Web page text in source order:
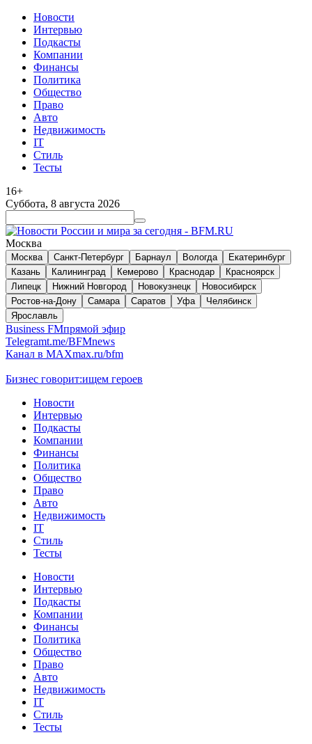
Новости
Интервью
Подкасты
Компании
Финансы
Политика
Общество
Право
Авто
Недвижимость
IT
Стиль
Тесты
16+
Суббота, 8 августа 2026
Москва
Москва Санкт-Петербург Барнаул Вологда
Екатеринбург
Казань
Калининград Кемерово Краснодар
Красноярск
Липецк
Нижний Новгород Новокузнецк
Новосибирск
Ростов-на-Дону
Самара Саратов Уфа
Челябинск
Ярославль
Business FMпрямой эфир
Telegramt.me/BFMnews
Канал в MAXmax.ru/bfm
Бизнес говорит:ищем героев
Новости
Интервью
Подкасты
Компании
Финансы
Политика
Общество
Право
Авто
Недвижимость
IT
Стиль
Тесты
Новости
Интервью
Подкасты
Компании
Финансы
Политика
Общество
Право
Авто
Недвижимость
IT
Стиль
Тесты